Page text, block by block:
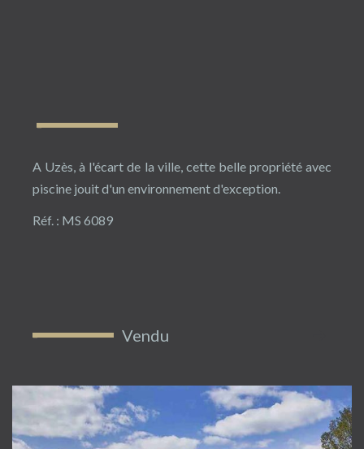
A Uzès, à l'écart de la ville, cette belle propriété avec
piscine jouit d'un environnement d'exception.
Réf. : MS 6089
Vendu